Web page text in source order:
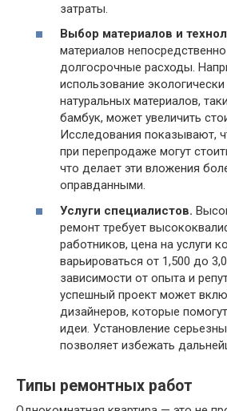
затраты.
Выбор материалов и
материалов
долгосрочные расходы.
использование
натуральных материалов,
бамбук, может увеличить
Исследования показывают,
при перепродаже могут
что делает эти вложения
оправданными.
Услуги специалистов.
ремонт требует
работников, цена на услуги
варьироваться от 1,500 до
зависимости от опыта и
успешный проект может
дизайнеров, которые
идеи. Установление
позволяет избежать
Типы ремонтных работ